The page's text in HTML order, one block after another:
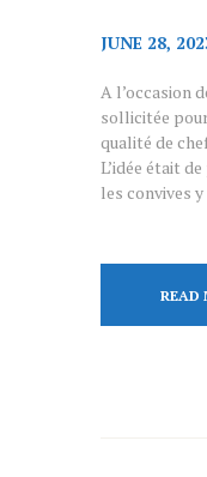
JUNE 28,
A l’occasion
sollicitée
qualité de
L’idée était
les convives
READ